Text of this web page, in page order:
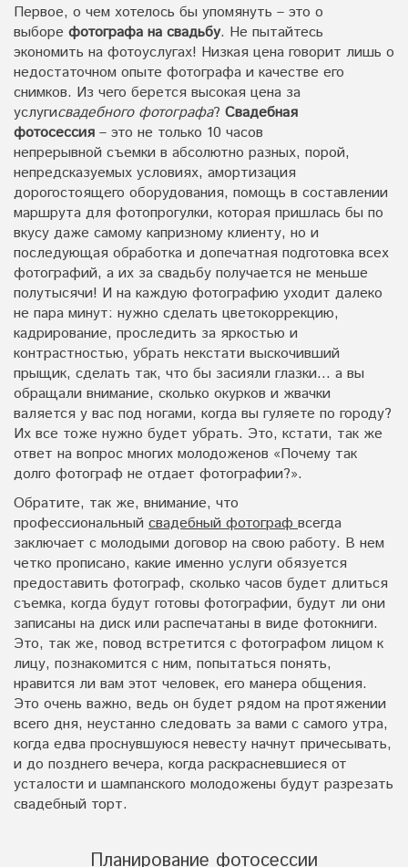
Первое, о чем хотелось бы упомянуть – это о
выборе фотографа на свадьбу. Не пытайтесь
экономить на фотоуслугах! Низкая цена говорит лишь о
недостаточном опыте фотографа и качестве его
снимков. Из чего берется высокая цена за
услугисвадебного фотографа? Свадебная
фотосессия – это не только 10 часов
непрерывной съемки в абсолютно разных, порой,
непредсказуемых условиях, амортизация
дорогостоящего оборудования, помощь в составлении
маршрута для фотопрогулки, которая пришлась бы по
вкусу даже самому капризному клиенту, но и
последующая обработка и допечатная подготовка всех
фотографий, а их за свадьбу получается не меньше
полутысячи! И на каждую фотографию уходит далеко
не пара минут: нужно сделать цветокоррекцию,
кадрирование, проследить за яркостью и
контрастностью, убрать некстати выскочивший
прыщик, сделать так, что бы засияли глазки… а вы
обращали внимание, сколько окурков и жвачки
валяется у вас под ногами, когда вы гуляете по городу?
Их все тоже нужно будет убрать. Это, кстати, так же
ответ на вопрос многих молодоженов «Почему так
долго фотограф не отдает фотографии?».
Обратите, так же, внимание, что
профессиональный свадебный фотографвсегда
заключает с молодыми договор на свою работу. В нем
четко прописано, какие именно услуги обязуется
предоставить фотограф, сколько часов будет длиться
съемка, когда будут готовы фотографии, будут ли они
записаны на диск или распечатаны в виде фотокниги.
Это, так же, повод встретится с фотографом лицом к
лицу, познакомится с ним, попытаться понять,
нравится ли вам этот человек, его манера общения.
Это очень важно, ведь он будет рядом на протяжении
всего дня, неустанно следовать за вами с самого утра,
когда едва проснувшуюся невесту начнут причесывать,
и до позднего вечера, когда раскрасневшиеся от
усталости и шампанского молодожены будут разрезать
свадебный торт.
Планирование фотосессии